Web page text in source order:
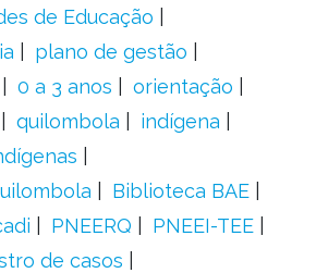
de Educação
plano de gestão
0 a 3 anos
orientação
quilombola
indígena
Biblioteca BAE
PNEERQ
PNEEI-TEE
de casos